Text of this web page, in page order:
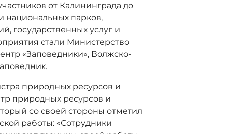
от Калининграда до
национальных парков,
государственных услуг и
стали Министерство
«Заповедники», Волжско-
природных ресурсов и
природных ресурсов и
со своей стороны отметил
работы: «Сотрудники